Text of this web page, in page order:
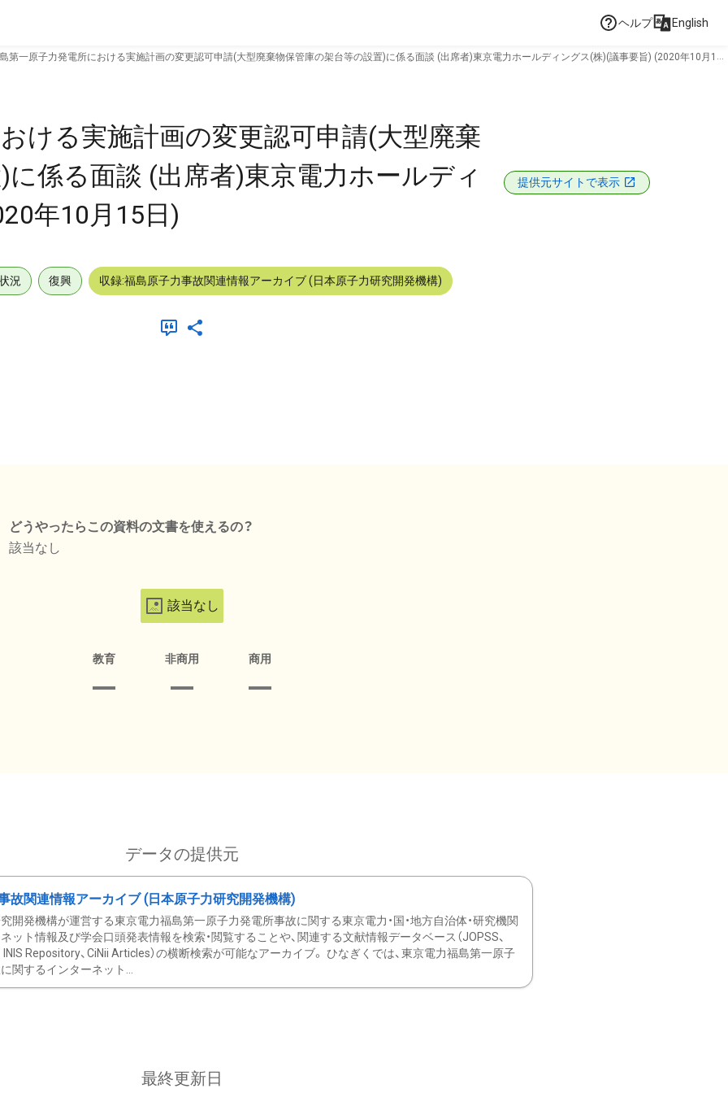
ヘルプ English
第一原子力発電所における実施計画の変更認可申請(大型廃棄物保管庫の架台等の設置)に係る面談 (出席者)東京電力ホールディングス(株)(議事要旨) (2020年10月15
ける実施計画の変更認可申請(大型廃棄
係る面談 (出席者)東京電力ホールディ
年10月15日)
提供元サイトで表示
況 復興 収録:福島原子力事故関連情報アーカイブ (日本原子力研究開発機構)
どうやったらこの資料の文書を使えるの？
該当なし
該当なし
教育 非商用 商用
データの提供元
故関連情報アーカイブ (日本原子力研究開発機構)
開発機構が運営する東京電力福島第一原子力発電所事故に関する東京電力・国・地方自治体・研究機関
ット情報及び学会口頭発表情報を検索・閲覧することや、関連する文献情報データベース（JOPSS、
INIS Repository、CiNii Articles）の横断検索が可能なアーカイブ。 ひなぎくでは、東京電力福島第一原子
関するインターネット...
最終更新日